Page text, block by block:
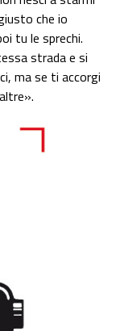
che io
tu le sprechi.
strada e si
ma se ti accorgi